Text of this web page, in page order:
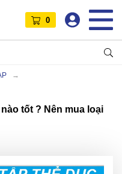
0
tốt ? Nên mua loại